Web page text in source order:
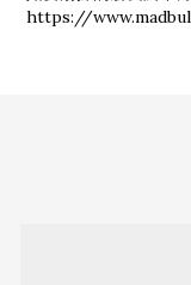
https://